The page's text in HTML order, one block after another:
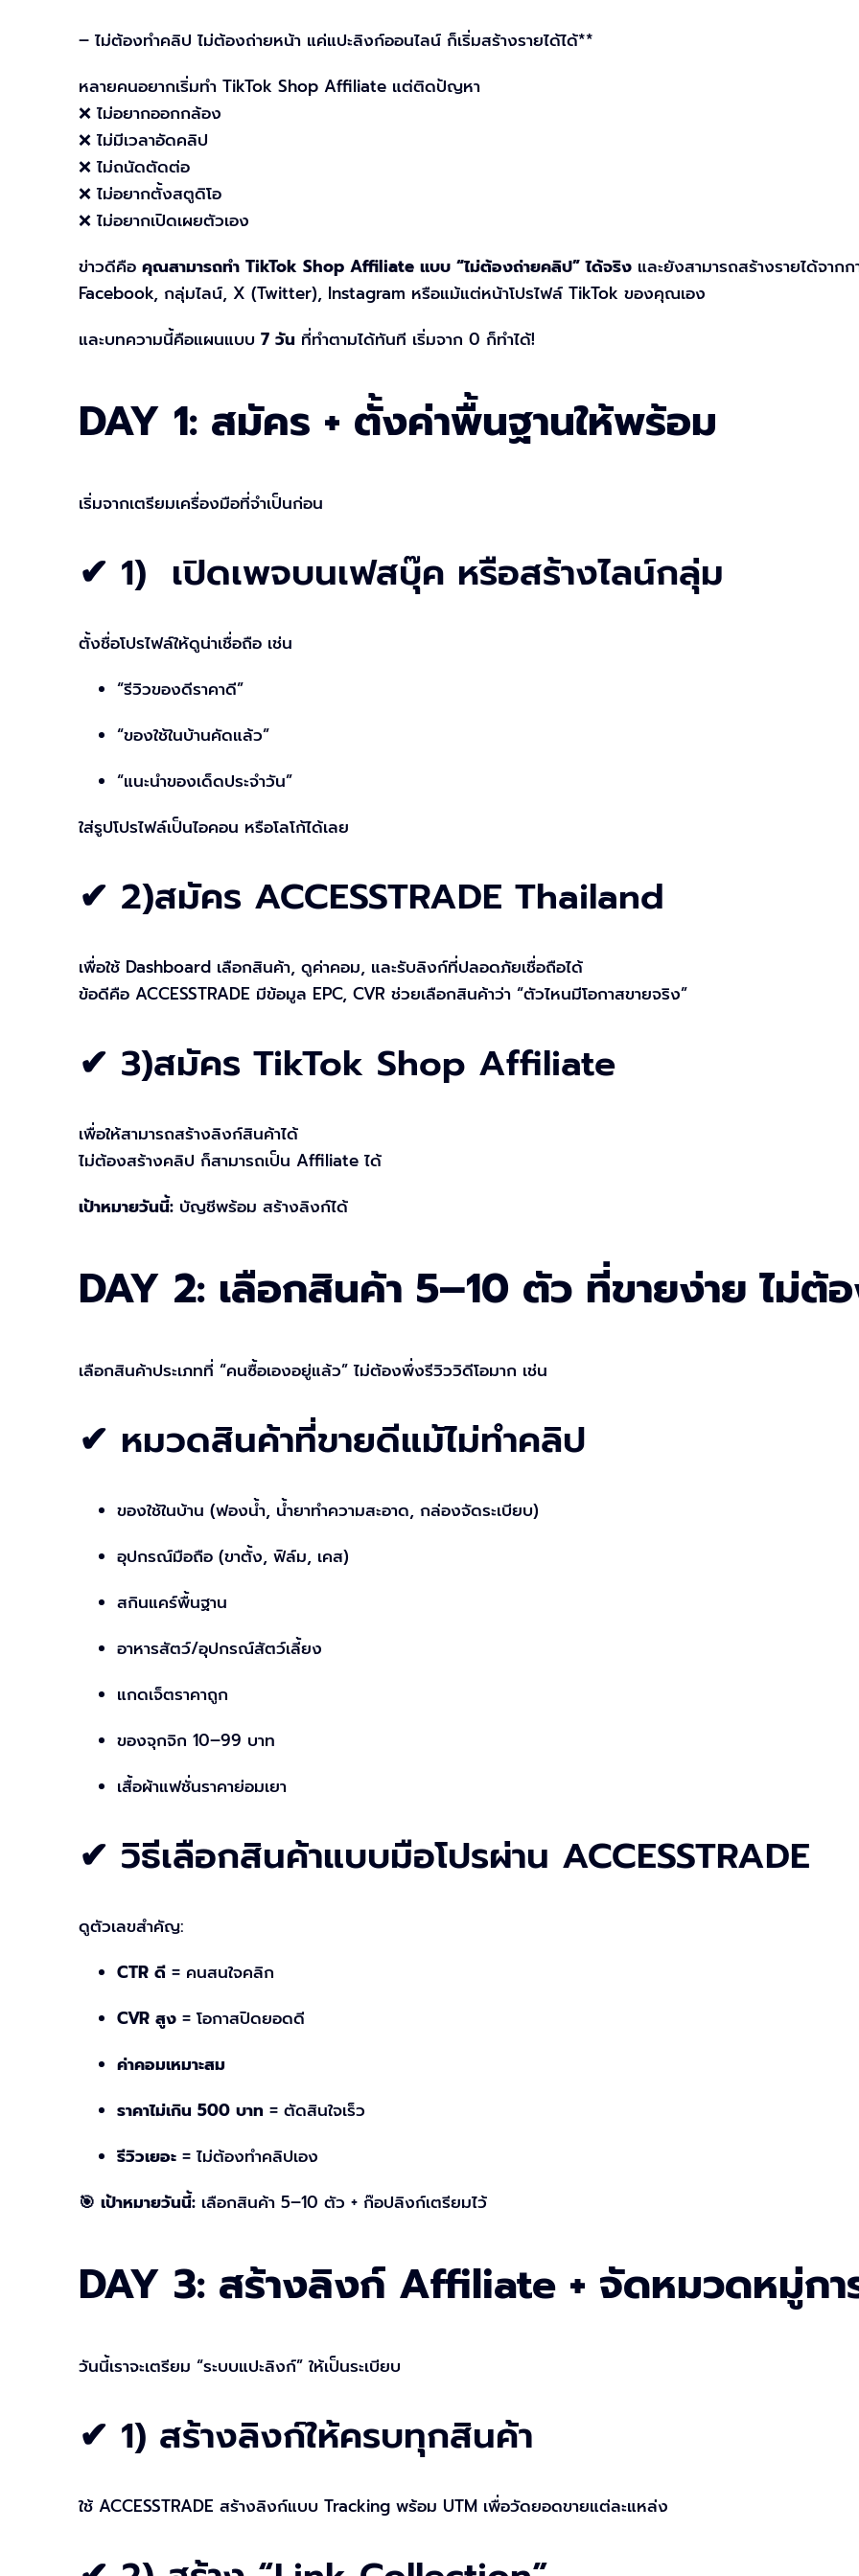
– ไม่ต้องทำคลิป ไม่ต้องถ่ายหน้า แค่แปะลิงก์ออนไลน์ ก็เริ่มสร้างรายได้ได้**
หลายคนอยากเริ่มทำ TikTok Shop Affiliate แต่ติดปัญหา
❌ ไม่อยากออกกล้อง
❌ ไม่มีเวลาอัดคลิป
❌ ไม่ถนัดตัดต่อ
❌ ไม่อยากตั้งสตูดิโอ
❌ ไม่อยากเปิดเผยตัวเอง
ข่าวดีคือ คุณสามารถทำ TikTok Shop Affiliate แบบ “ไม่ต้องถ่ายคลิป” ได้จริง และยังสามารถสร้างรายได้จาก
Facebook, กลุ่มไลน์, X (Twitter), Instagram หรือแม้แต่หน้าโปรไฟล์ TikTok ของคุณเอง
และบทความนี้คือแผนแบบ 7 วัน ที่ทำตามได้ทันที เริ่มจาก 0 ก็ทำได้!
DAY 1: สมัคร + ตั้งค่าพื้นฐานให้พร้อม
เริ่มจากเตรียมเครื่องมือที่จำเป็นก่อน
✔ 1) เปิดเพจบนเฟสบุ๊ค หรือสร้างไลน์กลุ่ม
ตั้งชื่อโปรไฟล์ให้ดูน่าเชื่อถือ เช่น
“รีวิวของดีราคาดี”
“ของใช้ในบ้านคัดแล้ว”
“แนะนำของเด็ดประจำวัน”
ใส่รูปโปรไฟล์เป็นไอคอน หรือโลโก้ได้เลย
✔ 2)สมัคร ACCESSTRADE Thailand
เพื่อใช้ Dashboard เลือกสินค้า, ดูค่าคอม, และรับลิงก์ที่ปลอดภัยเชื่อถือได้
ข้อดีคือ ACCESSTRADE มีข้อมูล EPC, CVR ช่วยเลือกสินค้าว่า “ตัวไหนมีโอกาสขายจริง”
✔ 3)สมัคร TikTok Shop Affiliate
เพื่อให้สามารถสร้างลิงก์สินค้าได้
ไม่ต้องสร้างคลิป ก็สามารถเป็น Affiliate ได้
เป้าหมายวันนี้: บัญชีพร้อม สร้างลิงก์ได้
DAY 2: เลือกสินค้า 5–10 ตัว ที่ขายง่าย ไม่ต้
เลือกสินค้าประเภทที่ “คนซื้อเองอยู่แล้ว” ไม่ต้องพึ่งรีวิววิดีโอมาก เช่น
✔ หมวดสินค้าที่ขายดีแม้ไม่ทำคลิป
ของใช้ในบ้าน (ฟองน้ำ, น้ำยาทำความสะอาด, กล่องจัดระเบียบ)
อุปกรณ์มือถือ (ขาตั้ง, ฟิล์ม, เคส)
สกินแคร์พื้นฐาน
อาหารสัตว์/อุปกรณ์สัตว์เลี้ยง
แกดเจ็ตราคาถูก
ของจุกจิก 10–99 บาท
เสื้อผ้าแฟชั่นราคาย่อมเยา
✔ วิธีเลือกสินค้าแบบมือโปรผ่าน ACCESSTRADE
ดูตัวเลขสำคัญ:
CTR ดี = คนสนใจคลิก
CVR สูง = โอกาสปิดยอดดี
ค่าคอมเหมาะสม
ราคาไม่เกิน 500 บาท = ตัดสินใจเร็ว
รีวิวเยอะ = ไม่ต้องทำคลิปเอง
🎯 เป้าหมายวันนี้: เลือกสินค้า 5–10 ตัว + ก๊อปลิงก์เตรียมไว้
DAY 3: สร้างลิงก์ Affiliate + จัดหมวดหมู่ก
วันนี้เราจะเตรียม “ระบบแปะลิงก์” ให้เป็นระเบียบ
✔ 1) สร้างลิงก์ให้ครบทุกสินค้า
ใช้ ACCESSTRADE สร้างลิงก์แบบ Tracking พร้อม UTM เพื่อวัดยอดขายแต่ละแหล่ง